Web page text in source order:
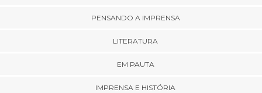
PENSANDO A IMPRENSA
LITERATURA
EM PAUTA
IMPRENSA E HISTÓRIA